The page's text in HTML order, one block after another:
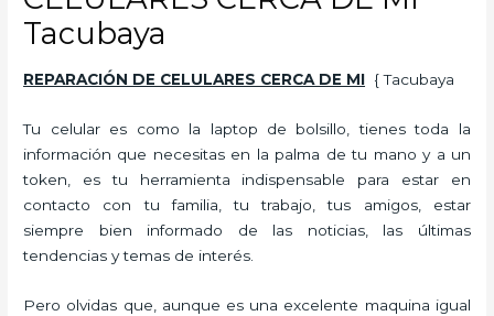
Tacubaya
REPARACIÓN DE CELULARES CERCA DE MI { Tacubaya
Tu celular es como la laptop de bolsillo, tienes toda la
información que necesitas en la palma de tu mano y a un
token, es tu herramienta indispensable para estar en
contacto con tu familia, tu trabajo, tus amigos, estar
siempre bien informado de las noticias, las últimas
tendencias y temas de interés.
Pero olvidas que, aunque es una excelente maquina igual